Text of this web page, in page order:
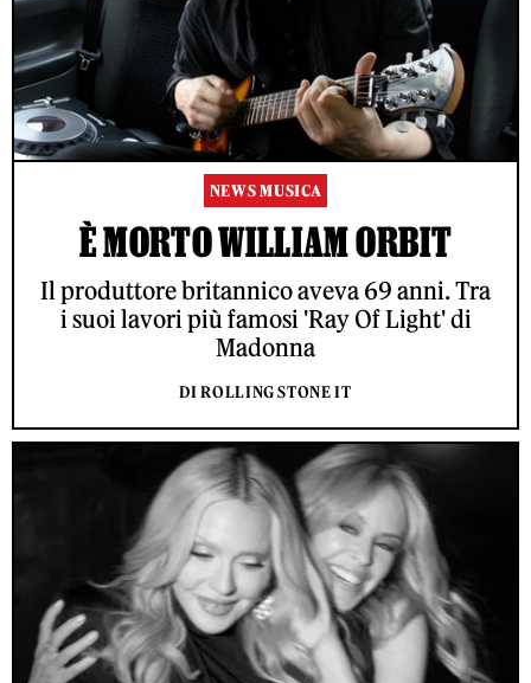
NEWS MUSICA
È MORTO WILLIAM ORBIT
Il produttore britannico aveva 69 anni. Tra
i suoi lavori più famosi 'Ray Of Light' di
Madonna
DI ROLLING STONE IT